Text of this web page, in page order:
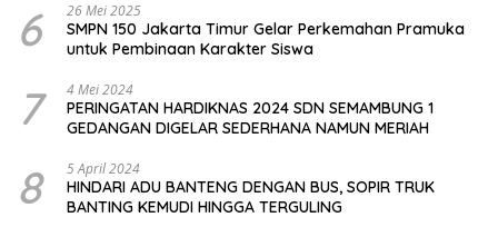
6 26 Mei 2025
SMPN 150 Jakarta Timur Gelar Perkemahan Pramuka
untuk Pembinaan Karakter Siswa
7 4 Mei 2024
PERINGATAN HARDIKNAS 2024 SDN SEMAMBUNG 1
GEDANGAN DIGELAR SEDERHANA NAMUN MERIAH
8 5 April 2024
HINDARI ADU BANTENG DENGAN BUS, SOPIR TRUK
BANTING KEMUDI HINGGA TERGULING